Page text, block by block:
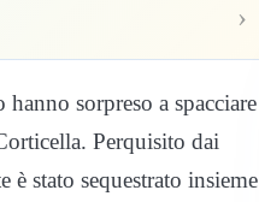
›
sorpreso a spacciare
Perquisito dai
stato sequestrato insieme